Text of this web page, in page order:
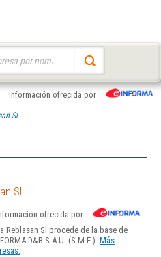
Información ofrecida por
Sl
Sl
ofrecida por
Reblasan Sl procede de la base de
D&B S.A.U. (S.M.E.). Más